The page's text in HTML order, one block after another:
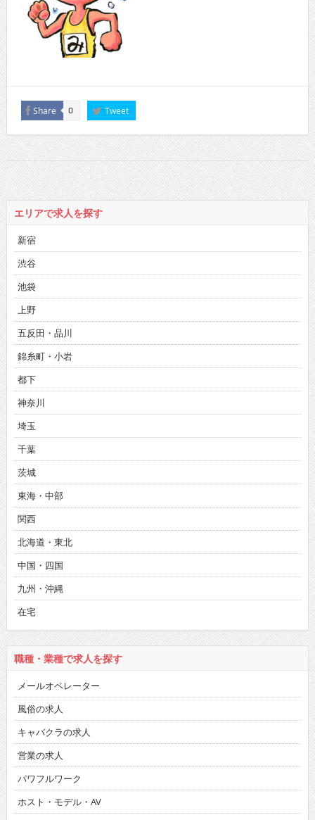
Share 0 Tweet
エリアで求人を探す
新宿
渋谷
池袋
上野
五反田・品川
錦糸町・小岩
都下
神奈川
埼玉
千葉
茨城
東海・中部
関西
北海道・東北
中国・四国
九州・沖縄
在宅
職種・業種で求人を探す
メールオペレーター
風俗の求人
キャバクラの求人
営業の求人
パワフルワーク
ホスト・モデル・AV